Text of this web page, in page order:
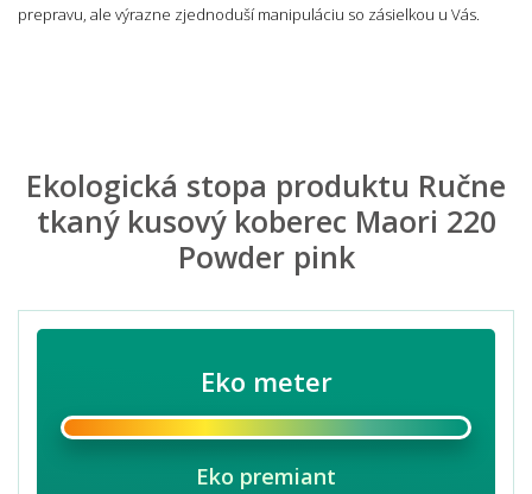
prepravu, ale výrazne zjednoduší manipuláciu so zásielkou u Vás.
Ekologická stopa produktu Ručne
tkaný kusový koberec Maori 220
Powder pink
Eko meter
Eko premiant